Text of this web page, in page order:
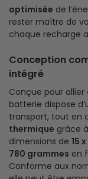
optimisée de
rester maître de
chaque recharge
Conception
intégré
Conçue pour allier
batterie dispose
transport, tout en
thermique grâce
dimensions de 15
780 grammes en
Conforme aux